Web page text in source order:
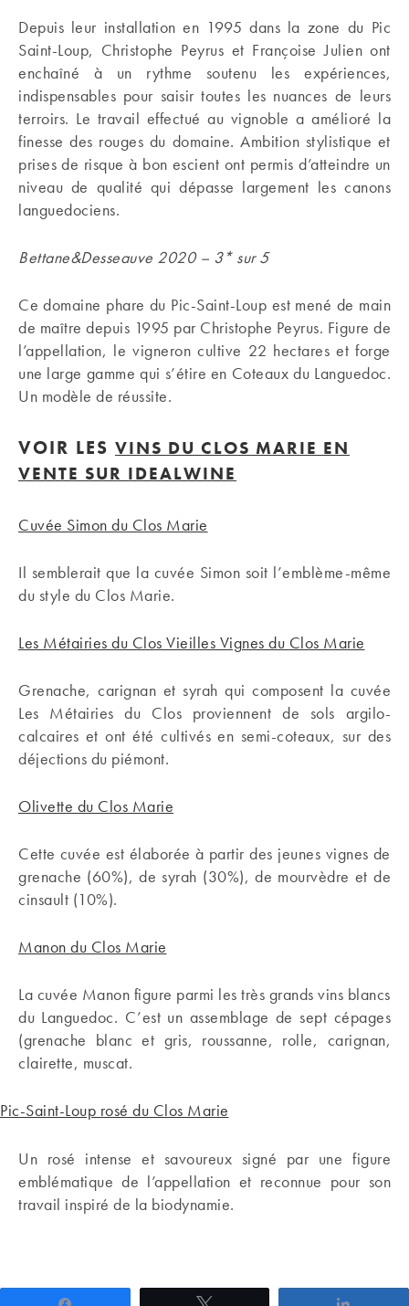
Depuis leur installation en 1995 dans la zone du Pic
Saint-Loup, Christophe Peyrus et Françoise Julien ont
enchaîné à un rythme soutenu les expériences,
indispensables pour saisir toutes les nuances de leurs
terroirs. Le travail effectué au vignoble a amélioré la
finesse des rouges du domaine. Ambition stylistique et
prises de risque à bon escient ont permis d’atteindre un
niveau de qualité qui dépasse largement les canons
languedociens.
Bettane&Desseauve 2020 – 3* sur 5
Ce domaine phare du Pic-Saint-Loup est mené de main
de maître depuis 1995 par Christophe Peyrus. Figure de
l’appellation, le vigneron cultive 22 hectares et forge
une large gamme qui s’étire en Coteaux du Languedoc.
Un modèle de réussite.
VOIR LES VINS DU CLOS MARIE EN
VENTE SUR IDEALWINE
Cuvée Simon du Clos Marie
Il semblerait que la cuvée Simon soit l’emblème-même
du style du Clos Marie.
Les Métairies du Clos Vieilles Vignes du Clos Marie
Grenache, carignan et syrah qui composent la cuvée
Les Métairies du Clos proviennent de sols argilo-
calcaires et ont été cultivés en semi-coteaux, sur des
déjections du piémont.
Olivette du Clos Marie
Cette cuvée est élaborée à partir des jeunes vignes de
grenache (60%), de syrah (30%), de mourvèdre et de
cinsault (10%).
Manon du Clos Marie
La cuvée Manon figure parmi les très grands vins blancs
du Languedoc. C’est un assemblage de sept cépages
(grenache blanc et gris, roussanne, rolle, carignan,
clairette, muscat.
Pic-Saint-Loup rosé du Clos Marie
Un rosé intense et savoureux signé par une figure
emblématique de l’appellation et reconnue pour son
travail inspiré de la biodynamie.